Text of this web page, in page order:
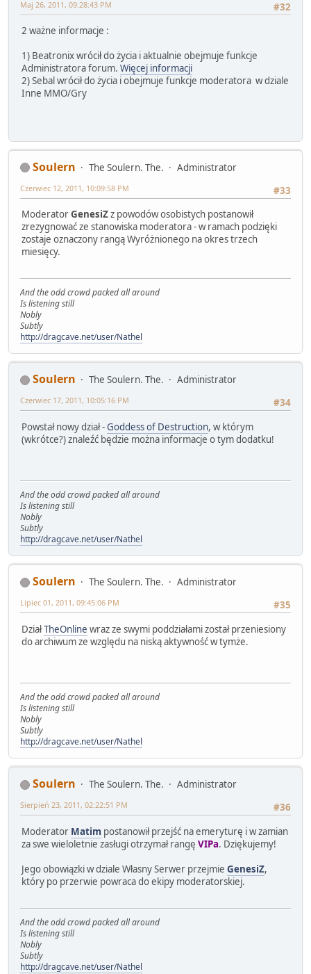
#32
Maj 26, 2011, 09:28:43 PM
2 ważne informacje :
1) Beatronix wrócił do życia i aktualnie obejmuje funkcje
Administratora forum. Więcej informacji
2) Sebal wrócił do życia i obejmuje funkcje moderatora w dziale
Inne MMO/Gry
Soulern The Soulern. The.
Administrator
#33
Czerwiec 12, 2011, 10:09:58 PM
ModeratorGenesiZz powodów osobistych postanowił
zrezygnować ze stanowiska moderatora - w ramach podzięki
zostaje oznaczony rangą Wyróżnionego na okres trzech
miesięcy.
And the odd crowd packed all around
Is listening still
Nobly
Subtly
http://dragcave.net/user/Nathel
Soulern The Soulern. The.
Administrator
#34
Czerwiec 17, 2011, 10:05:16 PM
Powstał nowy dział -Goddess of Destruction, w którym
(wkrótce?) znaleźć będzie można informacje o tym dodatku!
And the odd crowd packed all around
Is listening still
Nobly
Subtly
http://dragcave.net/user/Nathel
Soulern The Soulern. The.
Administrator
#35
Lipiec 01, 2011, 09:45:06 PM
DziałTheOnline wraz ze swymi poddziałami został przeniesiony
do archiwum ze względu na niską aktywność w tymże.
And the odd crowd packed all around
Is listening still
Nobly
Subtly
http://dragcave.net/user/Nathel
Soulern The Soulern. The.
Administrator
#36
Sierpień 23, 2011, 02:22:51 PM
Moderator Matim postanowił przejść na emeryturę i w zamian
za swe wieloletnie zasługi otrzymał rangę VIPa. Dziękujemy!
Jego obowiązki w dziale Własny Serwer przejmie GenesiZ,
który po przerwie powraca do ekipy moderatorskiej.
And the odd crowd packed all around
Is listening still
Nobly
Subtly
http://dragcave.net/user/Nathel